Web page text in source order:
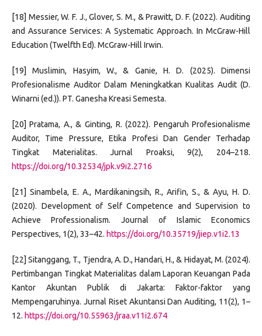
[18] Messier, W. F. J., Glover, S. M., & Prawitt, D. F. (2022). Auditing
and Assurance Services: A Systematic Approach. In McGraw-Hill
Education (Twelfth Ed). McGraw-Hill Irwin.
[19] Muslimin, Hasyim, W., & Ganie, H. D. (2025). Dimensi
Profesionalisme Auditor Dalam Meningkatkan Kualitas Audit (D.
Winarni (ed.)). PT. Ganesha Kreasi Semesta.
[20] Pratama, A., & Ginting, R. (2022). Pengaruh Profesionalisme
Auditor, Time Pressure, Etika Profesi Dan Gender Terhadap
Tingkat Materialitas. Jurnal Proaksi, 9(2), 204–218.
https://doi.org/10.32534/jpk.v9i2.2716
[21] Sinambela, E. A., Mardikaningsih, R., Arifin, S., & Ayu, H. D.
(2020). Development of Self Competence and Supervision to
Achieve Professionalism. Journal of Islamic Economics
Perspectives, 1(2), 33–42. https://doi.org/10.35719/jiep.v1i2.13
[22] Sitanggang, T., Tjendra, A. D., Handari, H., & Hidayat, M. (2024).
Pertimbangan Tingkat Materialitas dalam Laporan Keuangan Pada
Kantor Akuntan Publik di Jakarta: Faktor-faktor yang
Mempengaruhinya. Jurnal Riset Akuntansi Dan Auditing, 11(2), 1–
12. https://doi.org/10.55963/jraa.v11i2.674